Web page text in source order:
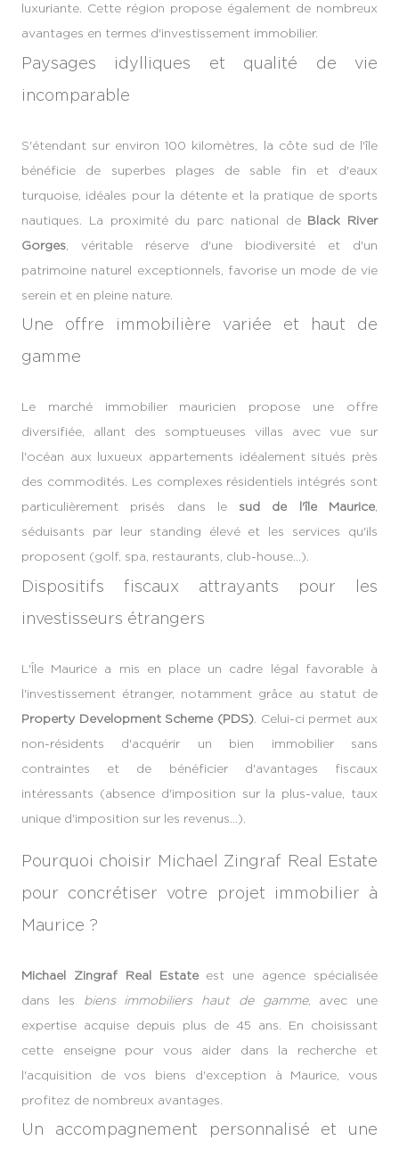
luxuriante. Cette région propose également de nombreux
avantages en termes d'investissement immobilier.
Paysages idylliques et qualité de vie
incomparable
S'étendant sur environ 100 kilomètres, la côte sud de l'île
bénéficie de superbes plages de sable fin et d'eaux
turquoise, idéales pour la détente et la pratique de sports
nautiques. La proximité du parc national de Black River
Gorges , véritable réserve d'une biodiversité et d'un
patrimoine naturel exceptionnels, favorise un mode de vie
serein et en pleine nature.
Une offre immobilière variée et haut de
gamme
Le marché immobilier mauricien propose une offre
diversifiée, allant des somptueuses villas avec vue sur
l'océan aux luxueux appartements idéalement situés près
des commodités. Les complexes résidentiels intégrés sont
particulièrement prisés dans le sud de l'île Maurice
séduisants par leur standing élevé et les services qu'ils
proposent (golf, spa, restaurants, club-house…).
Dispositifs fiscaux attrayants pour les
investisseurs étrangers
L'Île Maurice a mis en place un cadre légal favorable à
l'investissement étranger, notamment grâce au statut de
Property Development Scheme (PDS) . Celui-ci permet aux
non-résidents d'acquérir un bien immobilier sans
contraintes et de bénéficier d'avantages fiscaux
intéressants (absence d'imposition sur la plus-value, taux
unique d'imposition sur les revenus…).
Pourquoi choisir Michael Zingraf Real Estate
pour concrétiser votre projet immobilier à
Maurice ?
Michael Zingraf Real Estateest une agence spécialisée
dans les
biens immobiliers haut de gamme, avec une
expertise acquise depuis plus de 45 ans. En choisissant
cette enseigne pour vous aider dans la recherche et
l'acquisition de vos biens d'exception à Maurice, vous
profitez de nombreux avantages.
Un accompagnement personnalisé et une